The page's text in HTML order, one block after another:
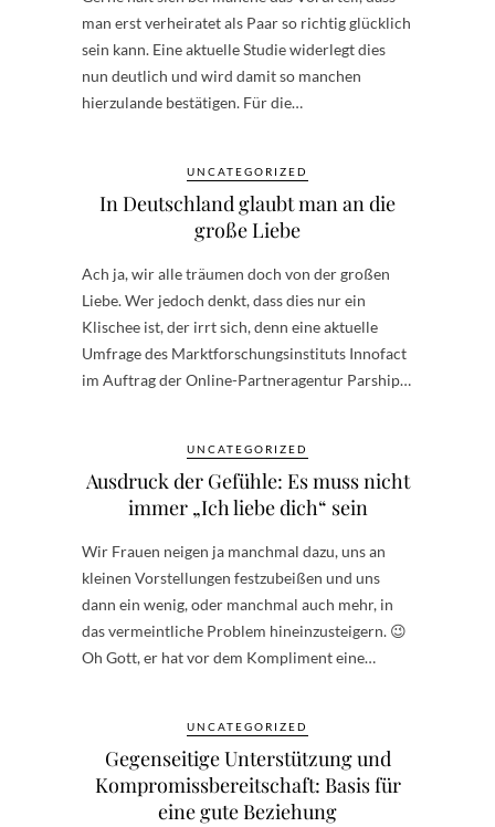
man erst verheiratet als Paar so richtig glücklich
sein kann. Eine aktuelle Studie widerlegt dies
nun deutlich und wird damit so manchen
hierzulande bestätigen. Für die…
UNCATEGORIZED
In Deutschland glaubt man an die
große Liebe
Ach ja, wir alle träumen doch von der großen
Liebe. Wer jedoch denkt, dass dies nur ein
Klischee ist, der irrt sich, denn eine aktuelle
Umfrage des Marktforschungsinstituts Innofact
im Auftrag der Online-Partneragentur Parship…
UNCATEGORIZED
Ausdruck der Gefühle: Es muss nicht
immer „Ich liebe dich“ sein
Wir Frauen neigen ja manchmal dazu, uns an
kleinen Vorstellungen festzubeißen und uns
dann ein wenig, oder manchmal auch mehr, in
das vermeintliche Problem hineinzusteigern. 😉
Oh Gott, er hat vor dem Kompliment eine…
UNCATEGORIZED
Gegenseitige Unterstützung und
Kompromissbereitschaft: Basis für
eine gute Beziehung